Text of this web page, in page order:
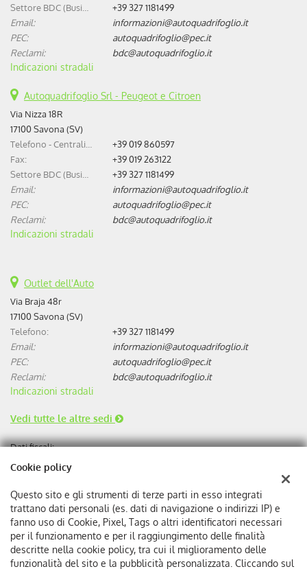
+39 327 1181499
Email:
informazioni@autoquadrifoglio.it
PEC:
autoquadrifoglio@pec.it
Reclami:
bdc@autoquadrifoglio.it
Indicazioni stradali
Autoquadrifoglio Srl - Peugeot e Citroen
Via Nizza 18R
17100 Savona (SV)
+39 019 860597
Fax:
+39 019 263122
+39 327 1181499
Email:
informazioni@autoquadrifoglio.it
PEC:
autoquadrifoglio@pec.it
Reclami:
bdc@autoquadrifoglio.it
Indicazioni stradali
Outlet dell'Auto
Via Braja 48r
17100 Savona (SV)
Telefono:
+39 327 1181499
Email:
informazioni@autoquadrifoglio.it
PEC:
autoquadrifoglio@pec.it
Reclami:
bdc@autoquadrifoglio.it
Indicazioni stradali
Vedi tutte le altre sedi
Dati fiscali:
Autoquadrifoglio s.r.l
Via Bonini, 9, 17100 Savona
C.F/P.IVA:00384510095
Registro delle imprese:SV
REA:SV-75293
Cookie policy
Questo sito e gli strumenti di terze parti in esso integrati
trattano dati personali (es. dati di navigazione o indirizzi IP) e
fanno uso di Cookie, Pixel, Tags o altri identificatori necessari
per il funzionamento e per il raggiungimento delle finalità
descritte nella cookie policy, tra cui il miglioramento delle
funzionalità del sito e la pubblicità personalizzata. Cliccando sul